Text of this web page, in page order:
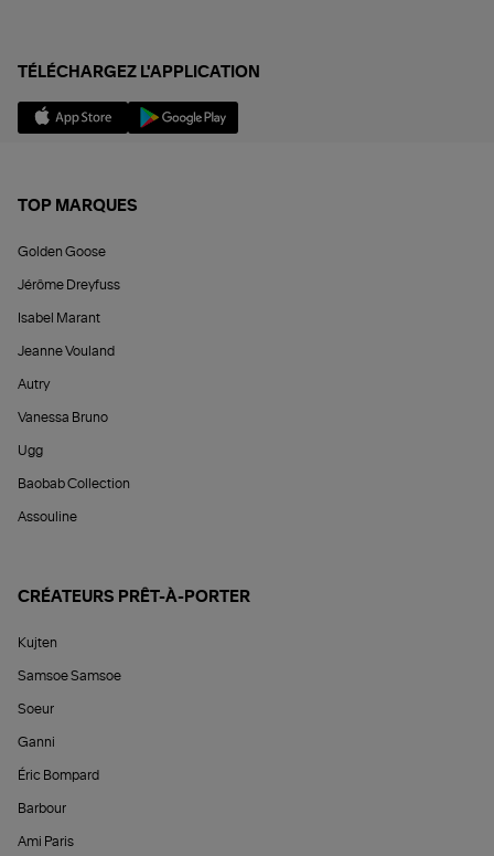
TÉLÉCHARGEZ L'APPLICATION
TOP MARQUES
Golden Goose
Jérôme Dreyfuss
Isabel Marant
Jeanne Vouland
Autry
Vanessa Bruno
Ugg
Baobab Collection
Assouline
CRÉATEURS PRÊT-À-PORTER
Kujten
Samsoe Samsoe
Soeur
Ganni
Éric Bompard
Barbour
Ami Paris